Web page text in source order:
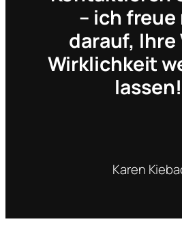
– ich
darauf, Ihre
Wirklichkeit
Karen